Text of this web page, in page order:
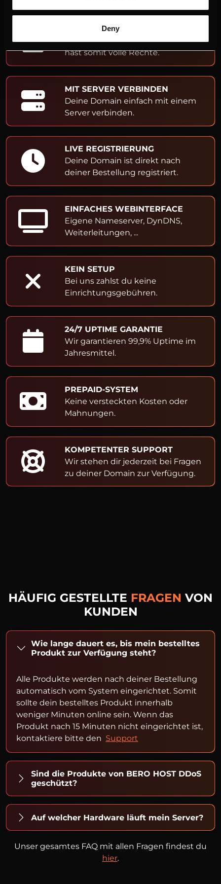
Deny
ADMIN- & OWNER-EINTRAG
Du bist Inhaber der Domain und
hast somit volle Rechte.
MIT SERVER VERBINDEN
Deine Domain einfach mit einem
Server verbinden.
LIVE REGISTRIERUNG
Deine Domain ist direkt nach
deiner Bestellung registriert.
EINFACHES WEBINTERFACE
Eigene Nameserver, DynDNS,
Weiterleitungen, ...
KEIN SETUP
Bei uns zahlst du keine
Einrichtungsgebühren.
24/7 UPTIME GARANTIE
Wir garantieren 99,9% Uptime im
Jahresmittel.
PREPAID-SYSTEM
Keine versteckten Kosten oder
Mahnungen.
KOMPETENTER SUPPORT
Wir stehen dir jederzeit bei Fragen
zu deiner Domain zur Verfügung.
HÄUFIG GESTELLTE FRAGEN VON
KUNDEN
Wie lange dauert es, bis mein bestelltes
Produkt zur Verfügung steht?
Alle Produkte werden nach deiner Bestellung
automatisch vom System eingerichtet. Somit
sollte dein bestelltes Produkt innerhalb
weniger Minuten online sein. Wenn das
Produkt nach 15 Minuten nicht eingerichtet ist,
kontaktiere bitte den Support
Sind die Produkte von BERO HOST DDoS
geschützt?
Auf welcher Hardware läuft mein Server?
Unser gesamtes FAQ mit allen Fragen findest du
hier.